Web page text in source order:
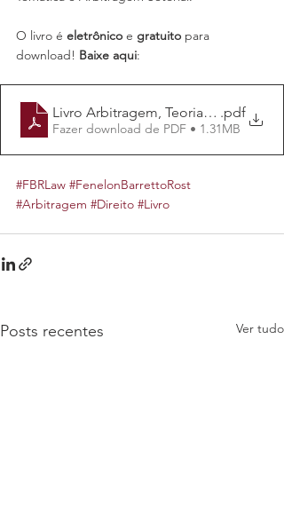
O livro é eletrônico e gratuito para
download! Baixe aqui:
Livro Arbitragem, Teoria Prática e
.pdf
Fazer download de PDF • 1.31MB
#FBRLaw #FenelonBarrettoRost
#Arbitragem #Direito #Livro
Posts recentes Ver tudo